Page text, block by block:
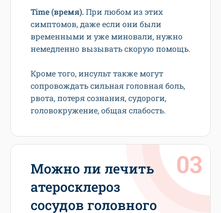
Time (время).При любом из этих
симптомов, даже если они были
временными и уже миновали, нужно
немедленно вызывать скорую помощь.
Кроме того, инсульт также могут
сопровождать сильная головная боль,
рвота, потеря сознания, судороги,
головокружение, общая слабость.
Можно ли лечить
атеросклероз
сосудов головного